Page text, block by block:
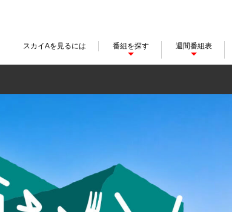
スカイAを見るには 番組を探す 週間番組表